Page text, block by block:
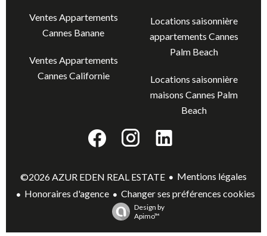
Ventes Appartements
Cannes Banane
Ventes Appartements
Cannes Californie
Locations saisonnière
appartements Cannes
Palm Beach
Locations saisonnière
maisons Cannes Palm
Beach
©2026 AZUR EDEN REAL ESTATE
Mentions légales
Honoraires d'agence
Changer ses préférences cookies
Design by
Apimo™